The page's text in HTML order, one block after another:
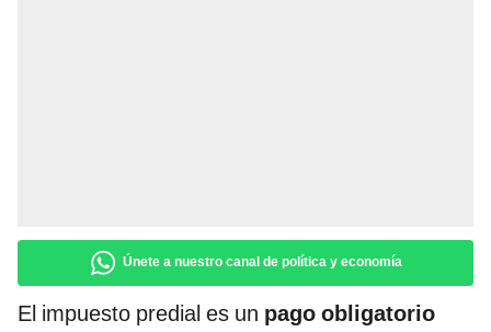
Únete a nuestro canal de política y economía
El impuesto predial es un pago obligatorio